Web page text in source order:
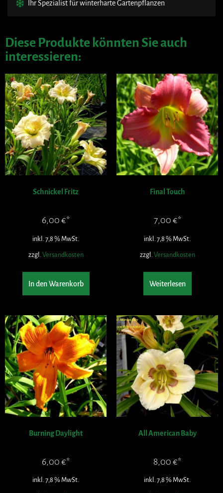
Ihr Spezialist für winterharte Gartenpflanzen
Diese Produkte könnten Sie auch
interessieren:
Schnickel Fritz
6,00 €
inkl. 7,8 % MwSt.
zzgl. Versandkosten
In den Warenkorb
Final Touch
7,00 €
inkl. 7,8 % MwSt.
zzgl. Versandkosten
Weiterlesen
Burning Daylight
6,00 €
inkl. 7,8 % MwSt.
All American Baby
8,00 €
inkl. 7,8 % MwSt.